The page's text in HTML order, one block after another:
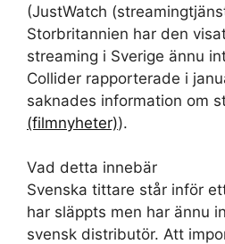
(JustWatch
Storbritannien har den
streaming i Sverige ännu
Collider rapporterade i
saknades information om
(filmnyheter)).
Vad detta innebär
Svenska tittare står inför
har släppts men har ännu
svensk distributör. Att